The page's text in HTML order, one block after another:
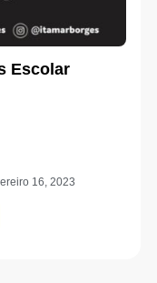
Escolar
16, 2023